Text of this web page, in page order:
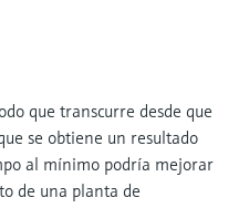
que transcurre desde que
se obtiene un resultado
al mínimo podría mejorar
de una planta de